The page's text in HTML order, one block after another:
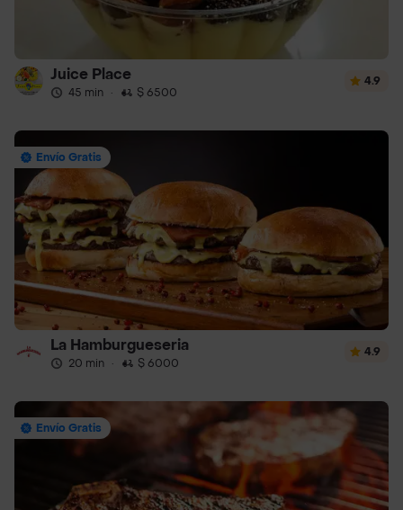
Juice Place
45 min · $ 6500
4.9
Envío Gratis
La Hamburgueseria
20 min · $ 6000
4.9
Envío Gratis